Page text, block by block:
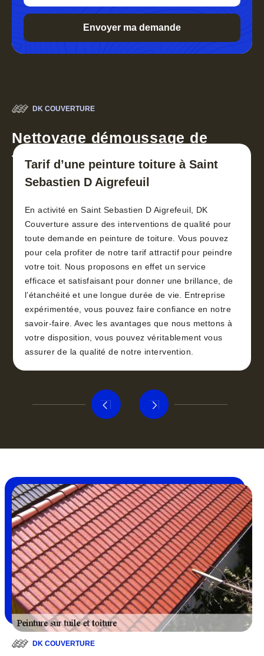
DK COUVERTURE
Nettoyage démoussage de
toiture 30
Tarif d’une peinture toiture à Saint
Sebastien D Aigrefeuil
En activité en Saint Sebastien D Aigrefeuil, DK
Couverture assure des interventions de qualité pour
toute demande en peinture de toiture. Vous pouvez
pour cela profiter de notre tarif attractif pour peindre
votre toit. Nous proposons en effet un service
efficace et satisfaisant pour donner une brillance, de
l’étanchéité et une longue durée de vie. Entreprise
expérimentée, vous pouvez faire confiance en notre
savoir-faire. Avec les avantages que nous mettons à
votre disposition, vous pouvez véritablement vous
assurer de la qualité de notre intervention.
DK COUVERTURE